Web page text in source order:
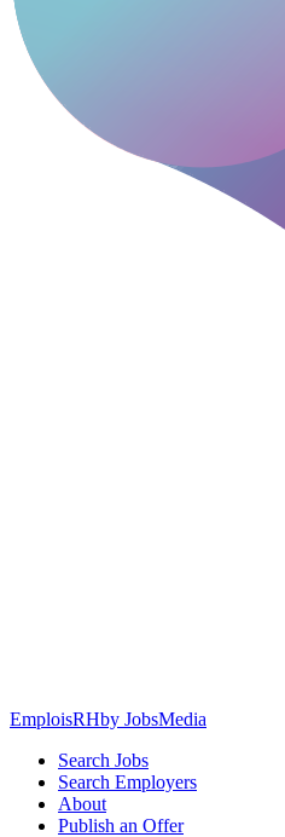
EmploisRHby JobsMedia
Search Jobs
Search Employers
About
Publish an Offer